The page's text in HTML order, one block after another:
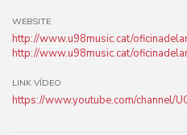
WEBSITE
http://www.u98music.cat/
http://www.u98music.cat/
LINK VÍDEO
https://www.youtube.com/channel/